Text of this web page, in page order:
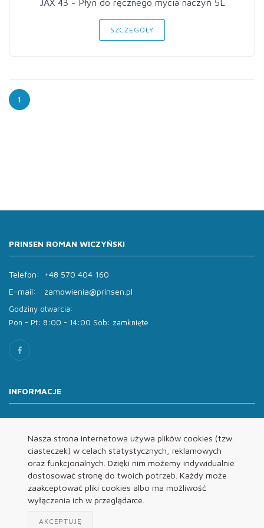
Nasza strona internetowa używa plików cookies (tzw.
ciasteczek) w celach statystycznych, reklamowych
oraz funkcjonalnych. Dzięki nim możemy indywidualnie
dostosować stronę do twoich potrzeb. Każdy może
zaakceptować pliki cookies albo ma możliwość
wyłączenia ich w przeglądarce.
AKCEPTUJĘ
JAX 43 - Płyn do ręcznego mycia naczyń 5L
SZCZEGÓŁY
1
PRINSEN ROMAN WICZYŃSKI
Telefon:
+48 570 404 160
E-mail:
zamowienia@prinsen.pl
Godziny otwarcia:
Pon - Pt: 8:00 - 14:00 Sob: zamknięte
INFORMACJE
Oferta
Kontakt
REGULAMINY
Regulamin
Polityka Prywatności